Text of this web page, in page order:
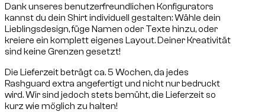
Dank unseres benutzerfreundlichen Konfigurators
kannst du dein Shirt individuell gestalten: Wähle dein
Lieblingsdesign, füge Namen oder Texte hinzu, oder
kreiere ein komplett eigenes Layout. Deiner Kreativität
sind keine Grenzen gesetzt!
Die Lieferzeit beträgt ca. 5 Wochen, da jedes
Rashguard extra angefertigt und nicht nur bedruckt
wird. Wir sind jedoch stets bemüht, die Lieferzeit so
kurz wie möglich zu halten!